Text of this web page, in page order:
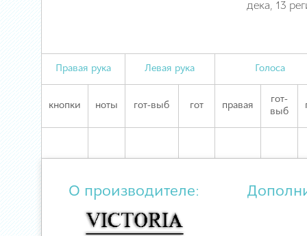
дека, 13
Правая рука Левая рука Голоса
кнопки ноты гот-выб гот правая
гот-
выб
О производителе: